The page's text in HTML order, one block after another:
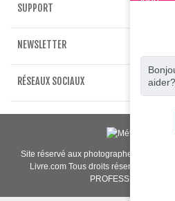
SUPPORT
NEWSLETTER
RÉSEAUX SOCIAUX
aider?
Site réservé aux photographes et
Livre.com Tous droits réservés 2009-
PROFESSIONNEL